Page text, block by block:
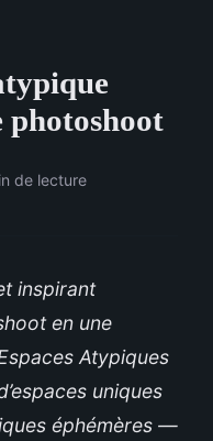
de lecture
inspirant
en une
Atypiques
uniques
éphémères —